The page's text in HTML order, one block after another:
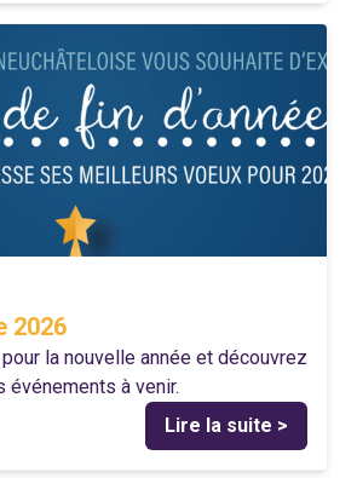
2026
la nouvelle année et découvrez
événements à venir.
Lire la suite >